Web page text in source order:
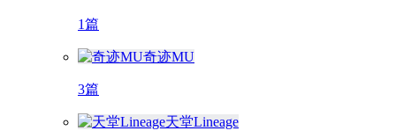
1篇
奇迹MU
3篇
天堂Lineage